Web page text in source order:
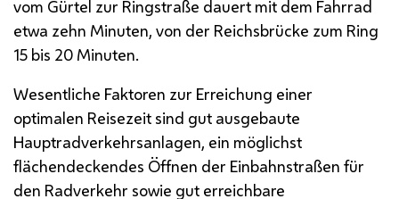
vom Gürtel zur Ringstraße dauert mit dem Fahrrad
etwa zehn Minuten, von der Reichsbrücke zum Ring
15 bis 20 Minuten.
Wesentliche Faktoren zur Erreichung einer
optimalen Reisezeit sind gut ausgebaute
Hauptradverkehrsanlagen, ein möglichst
flächendeckendes Öffnen der Einbahnstraßen für
den Radverkehr sowie gut erreichbare